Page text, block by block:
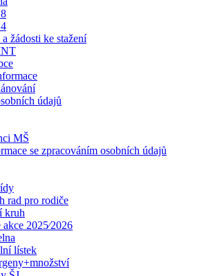
žádosti ke stažení
údajů
MŠ
se zpracováním osobních údajů
rad pro rodiče
kruh
akce 2025⁄2026
lístek